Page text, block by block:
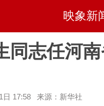
映象新
同志任河
日 17:58 来源：新华社